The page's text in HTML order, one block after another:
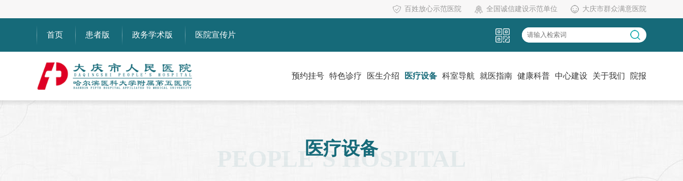
百姓放心示范医院 全国诚信建设示范单位 大庆市群众满意医院
首页 患者版 政务学术版 医院宣传片
预约挂号 特色诊疗 医生介绍 医疗设备 科室导航 就医指南 健康科普 中心建设 关于我们 院报
医疗设备
PEOPLE’S HOSPITAL